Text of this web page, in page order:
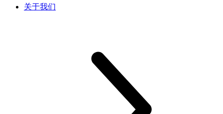
关于我们